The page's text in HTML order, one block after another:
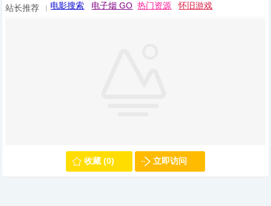
站长推荐
电影搜索 电子烟 GO 热门资源 怀旧游戏
收藏 (0) 立即访问